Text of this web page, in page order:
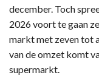
december. Toch
2026 voort te gaan
markt met zeven tot
van de omzet komt
supermarkt.